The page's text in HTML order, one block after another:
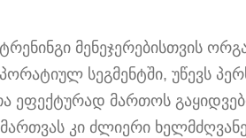
მენეჯერებისთვის
სეგმენტში, უწევს
ეფექტურად მართოს
კი ძლიერი